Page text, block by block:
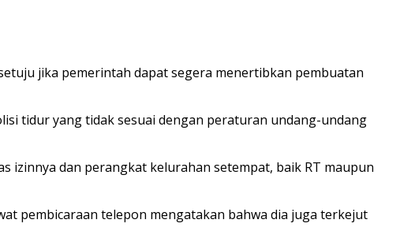
jika pemerintah dapat segera menertibkan pembuatan
tidur yang tidak sesuai dengan peraturan undang-undang
izinnya dan perangkat kelurahan setempat, baik RT maupun
pembicaraan telepon mengatakan bahwa dia juga terkejut